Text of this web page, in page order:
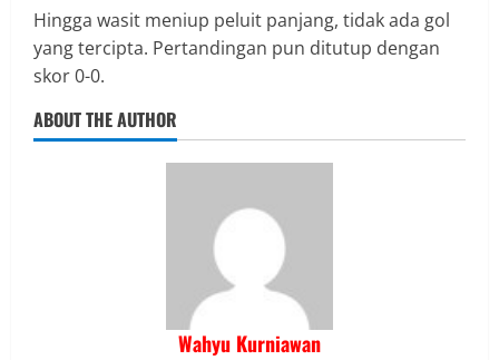
Hingga wasit meniup peluit panjang, tidak ada gol
yang tercipta. Pertandingan pun ditutup dengan
skor 0-0.
ABOUT THE AUTHOR
Wahyu Kurniawan